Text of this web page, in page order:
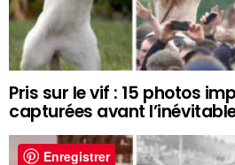
Pris sur le vif : 15 photos
capturées avant
Enregistrer